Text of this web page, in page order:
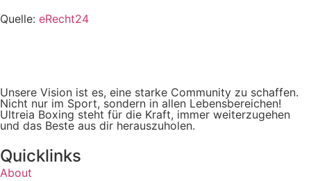
Quelle: eRecht24
Unsere Vision ist es, eine starke Community zu schaffen.
Nicht nur im Sport, sondern in allen Lebensbereichen!
Ultreia Boxing steht für die Kraft, immer weiterzugehen
und das Beste aus dir herauszuholen.
Quicklinks
About